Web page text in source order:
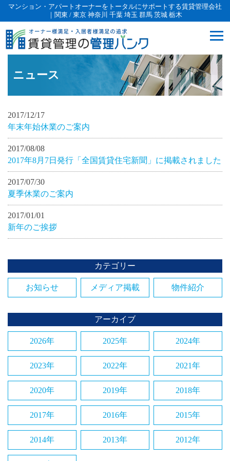
マンション・アパートオーナーをトータルにサポートする賃貸管理会社
｜関東 / 東京 神奈川 千葉 埼玉 群馬 茨城 栃木
ニュース
2017/12/17
年末年始休業のご案内
2017/08/08
2017年8月7日発行「全国賃貸住宅新聞」に掲載されました
2017/07/30
夏季休業のご案内
2017/01/01
新年のご挨拶
カテゴリー
お知らせ メディア掲載 物件紹介
アーカイブ
2026年 2025年 2024年
2023年 2022年 2021年
2020年 2019年 2018年
2017年 2016年 2015年
2014年 2013年 2012年